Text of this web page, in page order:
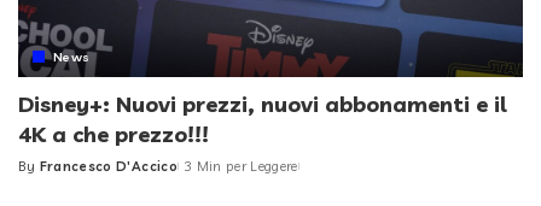
News
Disney+: Nuovi prezzi, nuovi abbonamenti e il
4K a che prezzo!!!
Posted
By Francesco D'Accico 3 Min per Leggere